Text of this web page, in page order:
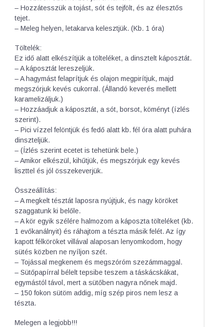
– Hozzátesszük a tojást, sót és tejfölt, és az élesztős
tejet.
– Meleg helyen, letakarva kelesztjük. (Kb. 1 óra)
Töltelék:
Ez idő alatt elkészítjük a tölteléket, a dinsztelt káposztát.
– A káposztát lereszeljük.
– A hagymást felaprítjuk és olajon megpirítjuk, majd
megszórjuk kevés cukorral. (Állandó keverés mellett
karamelizáljuk.)
– Hozzáadjuk a káposztát, a sót, borsot, köményt (ízlés
szerint).
– Pici vízzel felöntjük és fedő alatt kb. fél óra alatt puhára
dinszteljük.
– (Ízlés szerint ecetet is tehetünk bele.)
– Amikor elkészül, kihűtjük, és megszórjuk egy kevés
liszttel és jól összekeverjük.
Összeállítás:
– A megkelt tésztát laposra nyújtjuk, és nagy köröket
szaggatunk ki belőle.
– A kör egyik szélére halmozom a káposzta tölteléket (kb.
1 evőkanálnyit) és ráhajtom a tészta másik felét. Az így
kapott félköröket villával alaposan lenyomkodom, hogy
sütés közben ne nyíljon szét.
– Tojással megkenem és megszóróm szezámmaggal.
– Sütőpapírral bélelt tepsibe teszem a táskácskákat,
egymástól távol, mert a sütőben nagyra nőnek majd.
– 150 fokon sütöm addig, míg szép piros nem lesz a
tészta.
Melegen a legjobb!!!